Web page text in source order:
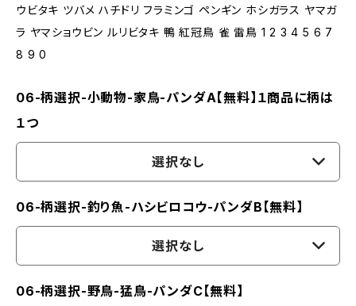
ウビタキ ツバメ ハチドリ フラミンゴ ペンギン ホシガラス ヤマガ
ラ ヤマショウビン ルリビタキ 鴨 紅冠鳥 雀 雷鳥 1 2 3 4 5 6 7
8 9 0
06-柄選択-小動物-家鳥-パンダA【無料】１商品に柄は
１つ
選択なし
06-柄選択-釣り魚-ハシビロコウ-パンダB【無料】
選択なし
06-柄選択-野鳥-猛鳥-パンダC【無料】